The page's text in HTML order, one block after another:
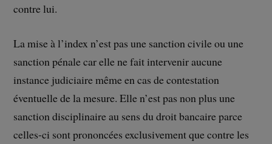
contre lui.
La mise à l’index n’est pas une sanction civile ou une
sanction pénale car elle ne fait intervenir aucune
instance judiciaire même en cas de contestation
éventuelle de la mesure. Elle n’est pas non plus une
sanction disciplinaire au sens du droit bancaire parce
celles-ci sont prononcées exclusivement que contre les